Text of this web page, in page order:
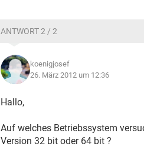
ANTWORT 2 / 2
koenigjosef
26. März 2012 um 12:36
Hallo,
Auf welches Betriebssystem
Version 32 bit oder 64 bit ?